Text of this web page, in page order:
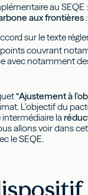
au SEQE
aux frontières:
sur le texte
points couvrant
avec notamment
“Ajustement à
L’objectif du
intermédiaire la
allons voir dans
le SEQE.